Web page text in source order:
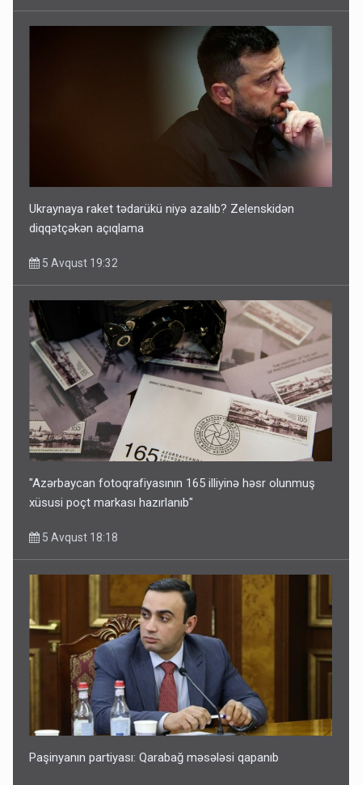
Ukraynaya raket tədarükü niyə azalıb? Zelenskidən
diqqətçəkən açıqlama
5 Avqust 19:32
"Azərbaycan fotoqrafiyasının 165 illiyinə həsr olunmuş
xüsusi poçt markası hazırlanıb"
5 Avqust 18:18
Paşinyanın partiyası: Qarabağ məsələsi qapanıb